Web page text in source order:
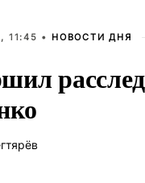
11:45 • НОВОСТИ ДНЯ